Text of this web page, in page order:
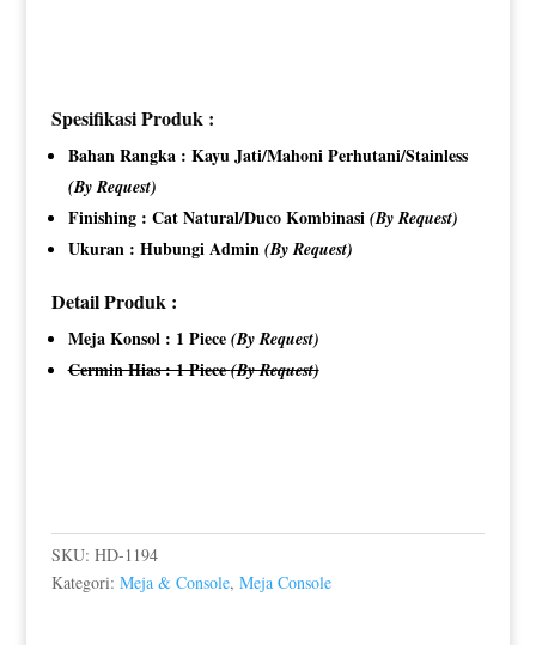
Spesifikasi Produk :
Bahan Rangka : Kayu Jati/Mahoni Perhutani/Stainless
(By Request)
Finishing : Cat Natural/Duco Kombinasi (By Request)
Ukuran : Hubungi Admin (By Request)
Detail Produk :
Meja Konsol : 1 Piece (By Request)
Cermin Hias : 1 Piece(By Request)
SKU: HD-1194
Kategori: Meja & Console, Meja Console